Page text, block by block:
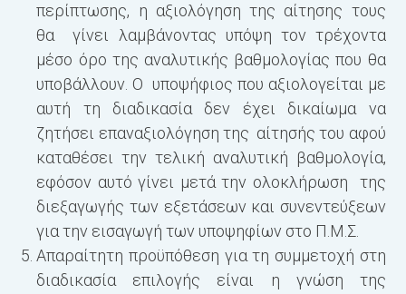
περίπτωσης, η αξιολόγηση της αίτησης τους
θα γίνει λαμβάνοντας υπόψη τον τρέχοντα
μέσο όρο της αναλυτικής βαθμολογίας που θα
υποβάλλουν. Ο υποψήφιος που αξιολογείται με
αυτή τη διαδικασία δεν έχει δικαίωμα να
ζητήσει επαναξιολόγηση της αίτησής του αφού
καταθέσει την τελική αναλυτική βαθμολογία,
εφόσον αυτό γίνει μετά την ολοκλήρωση της
διεξαγωγής των εξετάσεων και συνεντεύξεων
για την εισαγωγή των υποψηφίων στο Π.Μ.Σ.
Απαραίτητη προϋπόθεση για τη συμμετοχή στη
διαδικασία επιλογής είναι η γνώση της